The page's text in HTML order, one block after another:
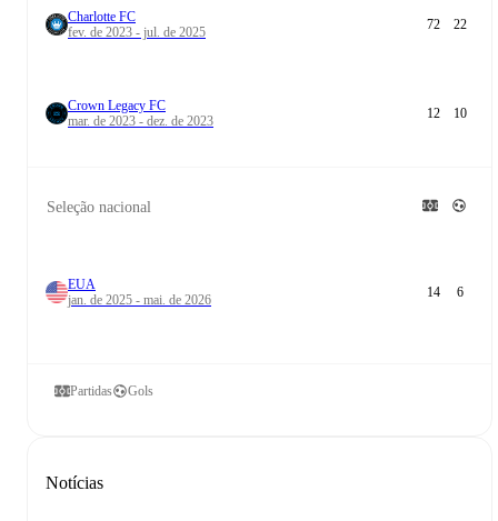
Charlotte FC
fev. de 2023 - jul. de 2025
72 22
Crown Legacy FC
mar. de 2023 - dez. de 2023
12 10
Seleção nacional
EUA
jan. de 2025 - mai. de 2026
14 6
Partidas Gols
Notícias